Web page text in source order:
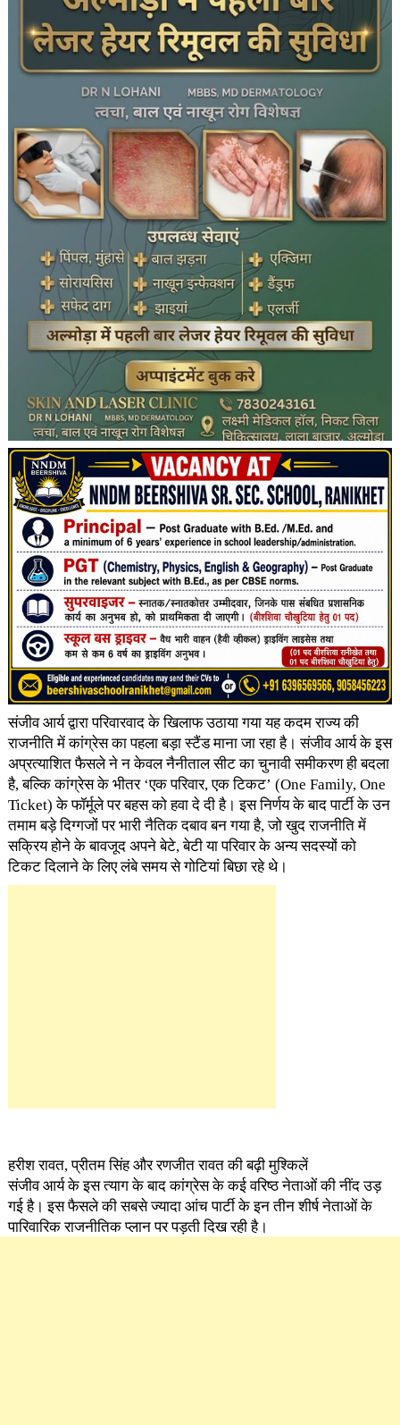
संजीव आर्य द्वारा परिवारवाद के खिलाफ उठाया गया यह कदम राज्य की
राजनीति में कांग्रेस का पहला बड़ा स्टैंड माना जा रहा है। संजीव आर्य के इस
अप्रत्याशित फैसले ने न केवल नैनीताल सीट का चुनावी समीकरण ही बदला
है, बल्कि कांग्रेस के भीतर ‘एक परिवार, एक टिकट’ (One Family, One
Ticket) के फॉर्मूले पर बहस को हवा दे दी है। इस निर्णय के बाद पार्टी के उन
तमाम बड़े दिग्गजों पर भारी नैतिक दबाव बन गया है, जो खुद राजनीति में
सक्रिय होने के बावजूद अपने बेटे, बेटी या परिवार के अन्य सदस्यों को
टिकट दिलाने के लिए लंबे समय से गोटियां बिछा रहे थे।
हरीश रावत, प्रीतम सिंह और रणजीत रावत की बढ़ी मुश्किलें
संजीव आर्य के इस त्याग के बाद कांग्रेस के कई वरिष्ठ नेताओं की नींद उड़
गई है। इस फैसले की सबसे ज्यादा आंच पार्टी के इन तीन शीर्ष नेताओं के
पारिवारिक राजनीतिक प्लान पर पड़ती दिख रही है।